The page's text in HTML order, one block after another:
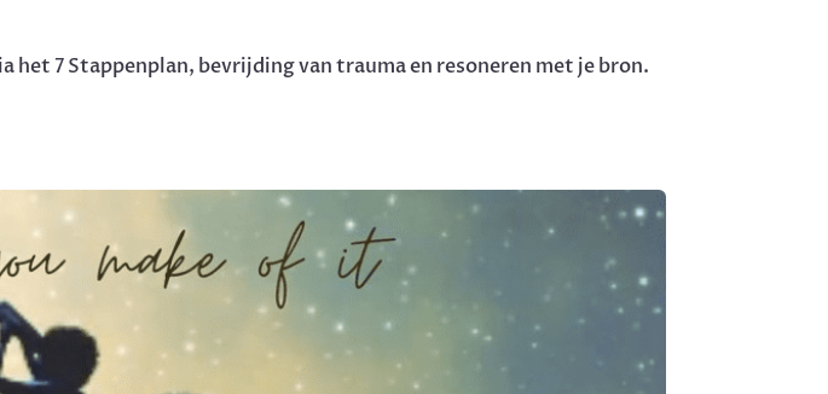
7 Stappenplan, bevrijding van trauma en resoneren met je bron.